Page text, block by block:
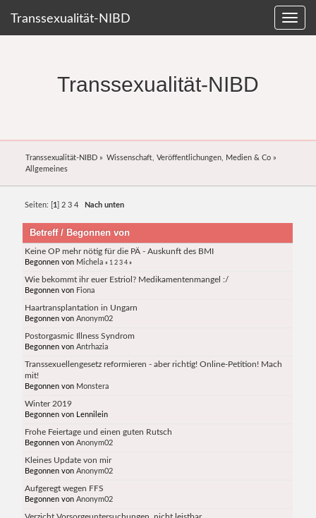
Transsexualität-NIBD
Transsexualität-NIBD
Transsexualität-NIBD» Wissenschaft, Veröffentlichungen, Medien & Co »
Allgemeines
Seiten: [ 1 2 3 4 Nach unten
Betreff/ Begonnen von
Keine OP mehr nötig für die PÄ - Auskunft des BMI
Begonnen von Michela « 1 2 3 4 »
Wie bekommt ihr euer Estriol? Medikamentenmangel :/
Begonnen von Fiona
Haartransplantation in Ungarn
Begonnen vonAnonym02
Postorgasmic Illness Syndrom
Begonnen vonAntrhazia
Transsexuellengesetz reformieren - aber richtig! Online-Petition! Mach
mit!
Begonnen von Monstera
Winter 2019
Begonnen von Lennilein
Frohe Feiertage und einen guten Rutsch
Begonnen vonAnonym02
Kleines Update von mir
Begonnen vonAnonym02
Aufgeregt wegen FFS
Begonnen vonAnonym02